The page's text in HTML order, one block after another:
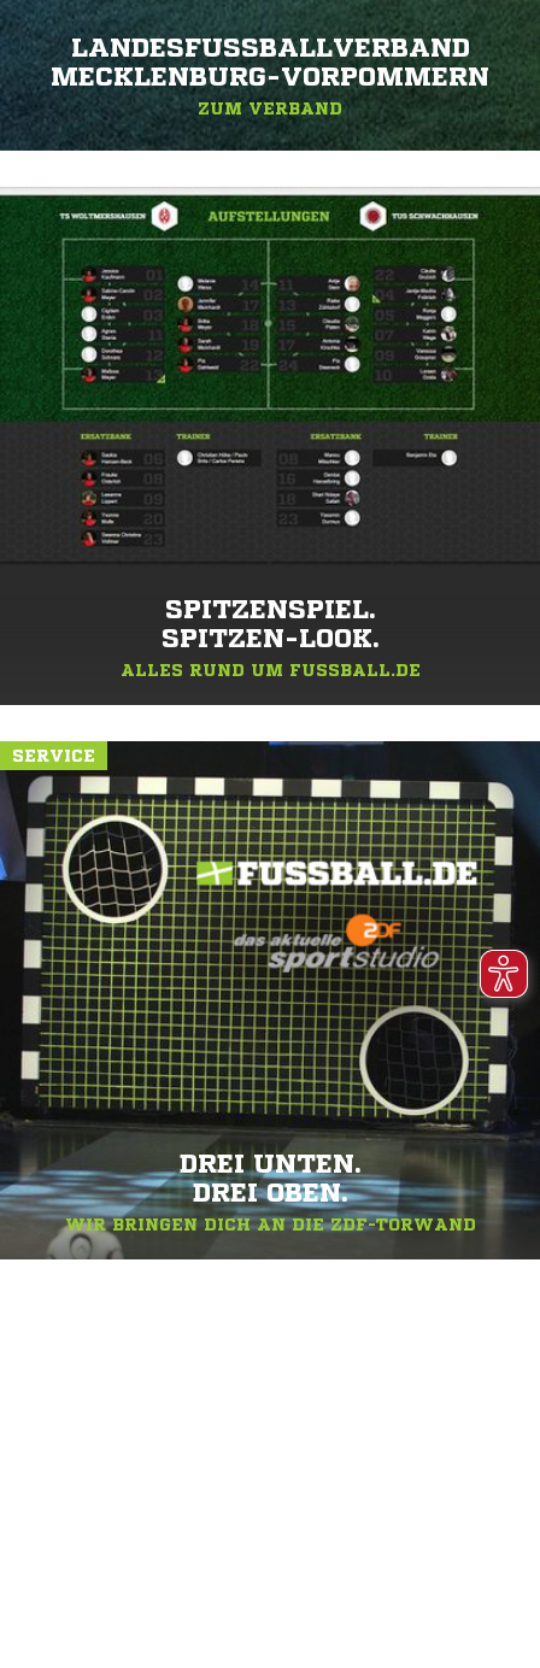
LANDESFUSSBALLVERBAND M
ECKLENBURG-VORPOMMERN
ZUM VERBAND
SPITZENSPIEL.
SPITZEN-LOOK.
ALLES RUND UM FUSSBALL.DE
SERVICE
DREI UNTEN.
DREI OBEN.
WIR BRINGEN DICH AN DIE ZDF-TORWAND